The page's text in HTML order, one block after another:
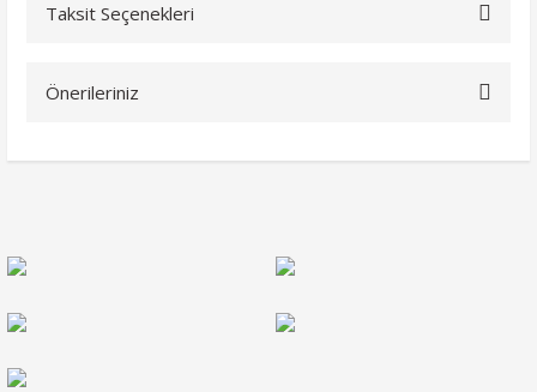
Taksit Seçenekleri
Önerileriniz
Ürün resmi kalitesiz, bozuk veya görüntülenemiyor.
Ürün açıklamasında eksik bilgiler bulunuyor.